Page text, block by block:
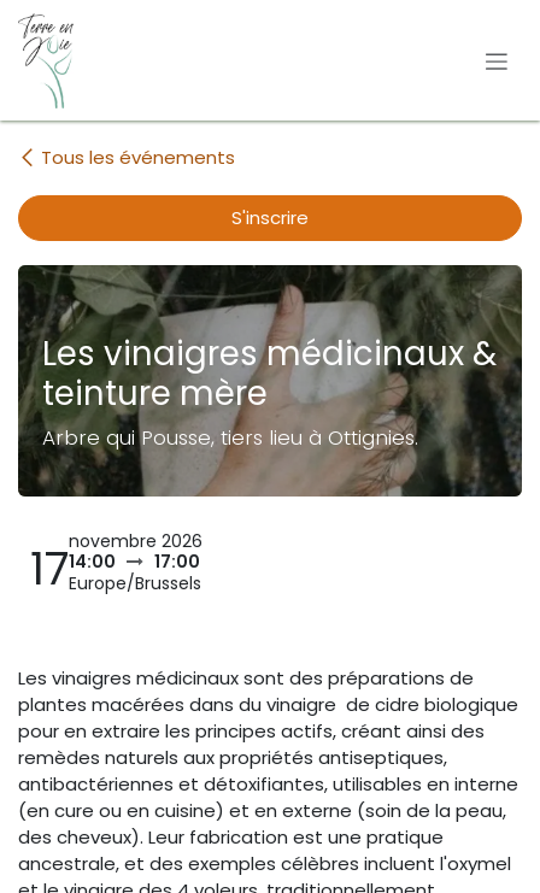
Se rendre au contenu
Tous les événements
S'inscrire
Les vinaigres médicinaux &
teinture mère
Arbre qui Pousse, tiers lieu à Ottignies.
17novembre 2026
14:00
17:00
Europe/Brussels
Les vinaigres médicinaux sont des préparations de
plantes macérées dans du vinaigre de cidre biologique
pour en extraire les principes actifs, créant ainsi des
remèdes naturels aux propriétés antiseptiques,
antibactériennes et détoxifiantes, utilisables en interne
(en cure ou en cuisine) et en externe (soin de la peau,
des cheveux). Leur fabrication est une pratique
ancestrale, et des exemples célèbres incluent l'oxymel